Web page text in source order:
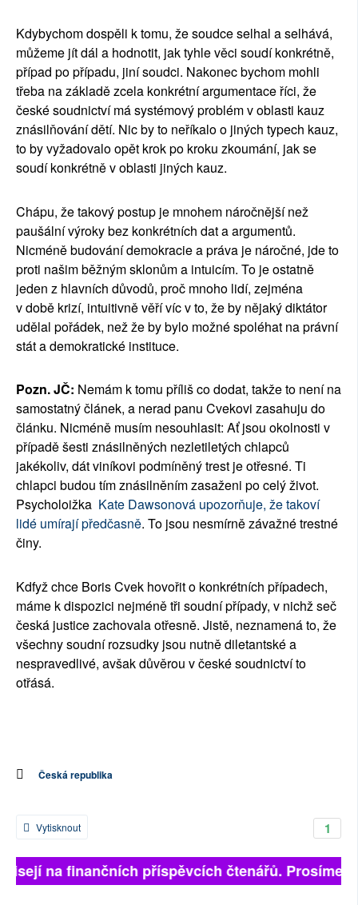
Kdybychom dospěli k tomu, že soudce selhal a selhává,
můžeme jít dál a hodnotit, jak tyhle věci soudí konkrétně,
případ po případu, jiní soudci. Nakonec bychom mohli
třeba na základě zcela konkrétní argumentace říci, že
české soudnictví má systémový problém v oblasti kauz
znásilňování dětí. Nic by to neříkalo o jiných typech kauz,
to by vyžadovalo opět krok po kroku zkoumání, jak se
soudí konkrétně v oblasti jiných kauz.
Chápu, že takový postup je mnohem náročnější než
paušální výroky bez konkrétních dat a argumentů.
Nicméně budování demokracie a práva je náročné, jde to
proti našim běžným sklonům a intuicím. To je ostatně
jeden z hlavních důvodů, proč mnoho lidí, zejména
v době krizí, intuitivně věří víc v to, že by nějaký diktátor
udělal pořádek, než že by bylo možné spoléhat na právní
stát a demokratické instituce.
Pozn. JČ: Nemám k tomu příliš co dodat, takže to není na
samostatný článek, a nerad panu Cvekovi zasahuju do
článku. Nicméně musím nesouhlasit: Ať jsou okolnosti v
případě šesti znásilněných nezletiletých chlapců
jakékoliv, dát viníkovi podmíněný trest je otřesné. Ti
chlapci budou tím znásilněním zasaženi po celý život.
Psycholoižka Kate Dawsonová upozorňuje, že takoví
lidé umírají předčasně. To jsou nesmírně závažné trestné
činy.
Kdfyž chce Boris Cvek hovořit o konkrétních případech,
máme k dispozici nejméně tři soudní případy, v nichž seč
česká justice zachovala otřesně. Jistě, neznamená to, že
všechny soudní rozsudky jsou nutně diletantské a
nespravedlivé, avšak důvěrou v české soudnictví to
otřásá.
Česká republika
1
Vytisknout
na finančních příspěvcích čtenářů. Prosíme,